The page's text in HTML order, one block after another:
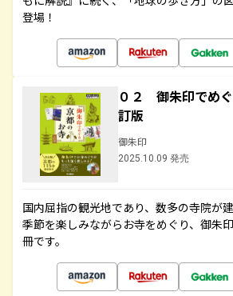
登場！
０２ 御朱印でめ
訂版
御朱印
2025.10.09 発売
国内屈指の観光地であり、数多の寺院が
季節を楽しみながらお寺をめぐり、御朱
冊です。